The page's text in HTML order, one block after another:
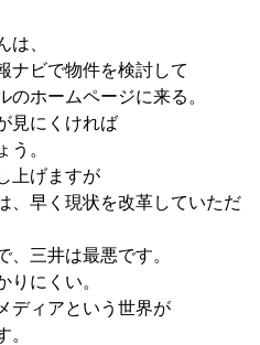
は、
ナビで物件を検討して
のホームページに来る。
見にくければ
う。
上げますが
、早く現状を改革していただ
、三井は最悪です。
りにくい。
ディアという世界が
。